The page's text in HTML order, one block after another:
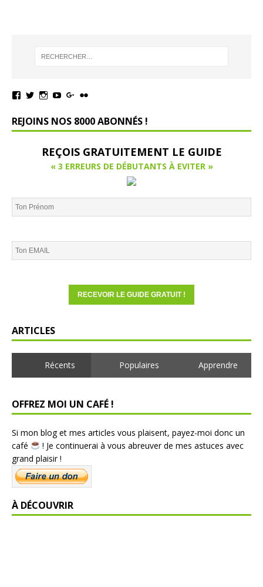
REJOINS NOS 8000 ABONNÉS !
REÇOIS GRATUITEMENT LE GUIDE
« 3 ERREURS DE DÉBUTANTS À EVITER »
ARTICLES
Récents Populaires Apprendre
OFFREZ MOI UN CAFÉ !
Si mon blog et mes articles vous plaisent, payez-moi donc un
café
! Je continuerai à vous abreuver de mes astuces avec
grand plaisir !
À DÉCOUVRIR